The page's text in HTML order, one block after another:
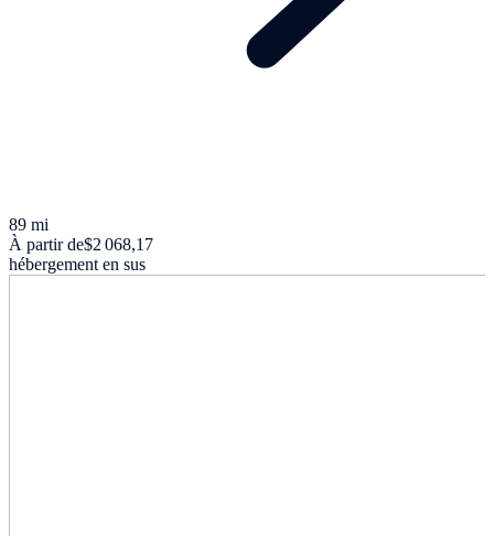
89 mi
À partir de$2 068,17
hébergement en sus